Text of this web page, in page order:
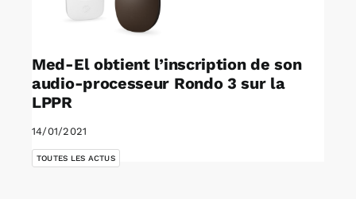
Annonces emploi
Med-El obtient l’inscription de son
audio-processeur Rondo 3 sur la
LPPR
14/01/2021
TOUTES LES ACTUS